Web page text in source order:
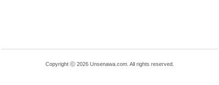
Copyright ⓒ 2026 Unsenawa.com. All rights reserved.